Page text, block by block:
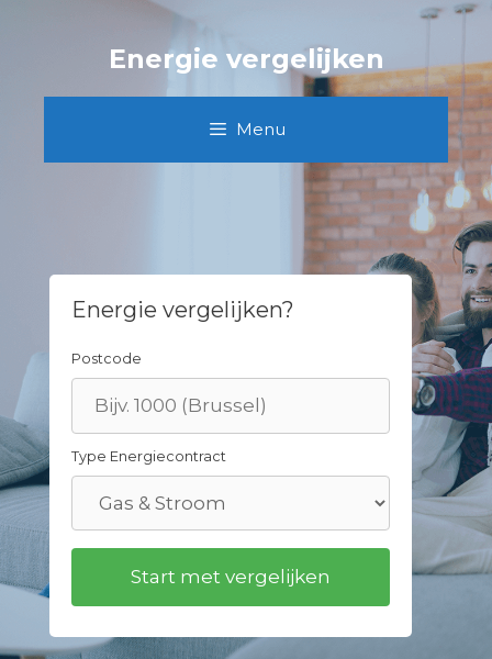
Energie vergelijken
Menu
Energie vergelijken?
Postcode
Type Energiecontract